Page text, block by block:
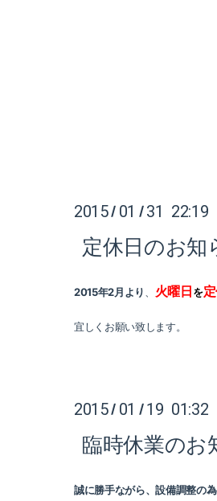
2015/ 01 / 31 22:19
定休日のお知
2015年2月より、 火曜日を
宜しくお願い致します。
2015/ 01 / 19 01:32
臨時休業のお
誠に勝手ながら、設備調整の為